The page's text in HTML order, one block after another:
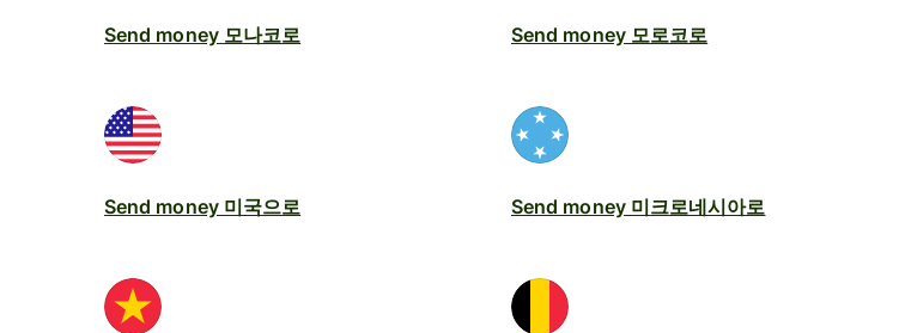
Send money 모나코로 Send money 모로코로
Send money 미국으로 Send money 미크로네시아로